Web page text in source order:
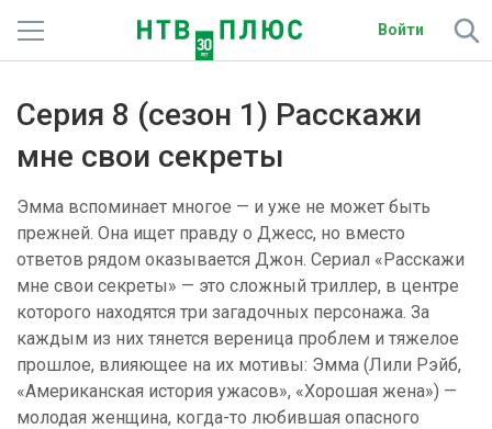
Войти
Фильмы и сериалы
Подписки
Радио
Спутниковым абонентам
О сайте
Серия 8 (сезон 1) Расскажи
мне свои секреты
Эмма вспоминает многое — и уже не может быть
прежней. Она ищет правду о Джесс, но вместо
ответов рядом оказывается Джон. Сериал «Расскажи
мне свои секреты» — это сложный триллер, в центре
которого находятся три загадочных персонажа. За
каждым из них тянется вереница проблем и тяжелое
прошлое, влияющее на их мотивы: Эмма (Лили Рэйб,
«Американская история ужасов», «Хорошая жена») —
молодая женщина, когда-то любившая опасного